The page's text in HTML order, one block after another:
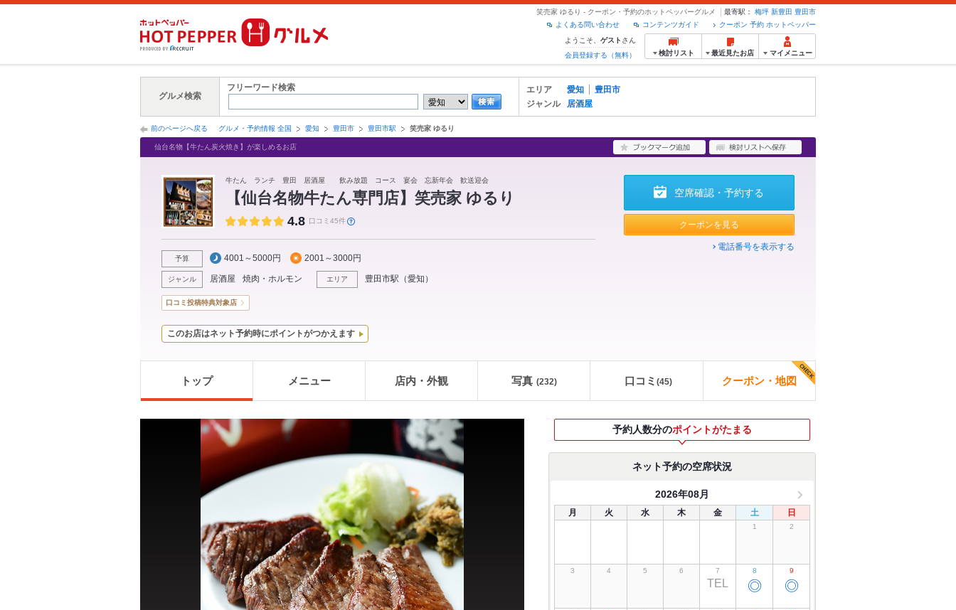
笑売家 ゆるり - クーポン・予約のホットペッパーグルメ 最寄駅： 梅坪 新豊田 豊田市
クーポン 予約 ホットペッパー
コンテンツガイド
よくある問い合わせ
ようこそ、 ゲスト さん
会員登録する（無料）
検討リスト 最近見たお店 マイメニュー
グルメ検索
フリーワード検索 エリア 愛知
豊田市
ジャンル
居酒屋
前のページへ戻る グルメ・予約情報 全国 愛知 豊田市 豊田市駅 笑売家 ゆるり
仙台名物【牛たん炭火焼き】が楽しめるお店
牛たん ランチ 豊田 居酒屋 飲み放題 コース 宴会 忘新年会 歓送迎会
【仙台名物牛たん専門店】笑売家 ゆるり
4.8 口コミ45件
予算 4001～5000円 2001～3000円
ジャンル 居酒屋 焼肉・ホルモン エリア 豊田市駅 （愛知 ）
空席確認・予約する
クーポンを見る
電話番号を表示する
口コミ投稿特典対象店
このお店はネット予約時にポイントがつかえます
トップ メニュー 店内・外観 写真 (232) 口コミ (45) クーポン・地図
予約人数分のポイントがたまる
ネット予約の空席状況
2026年08月
月 火 水 木 金 土 日
1 2
3 4 5 6 7
TEL
8
◎
9
◎